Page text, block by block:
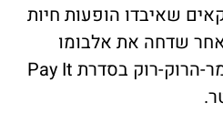
שאיבדו הופעות חיות
שדחה את אלבומו
הקרוב אלישיה, הופיע זמר-הרוק-רוק בסדרת Pay It